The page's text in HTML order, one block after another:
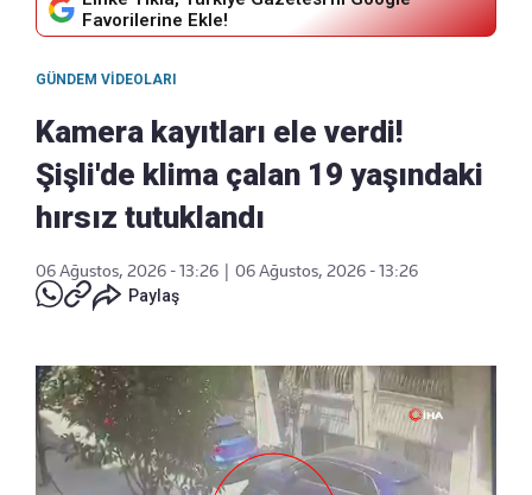
Favorilerine Ekle!
GÜNDEM VIDEOLARI
Kamera kayıtları ele verdi!
Şişli'de klima çalan 19 yaşındaki
hırsız tutuklandı
06 Ağustos, 2026 - 13:26
06 Ağustos, 2026 - 13:26
Paylaş